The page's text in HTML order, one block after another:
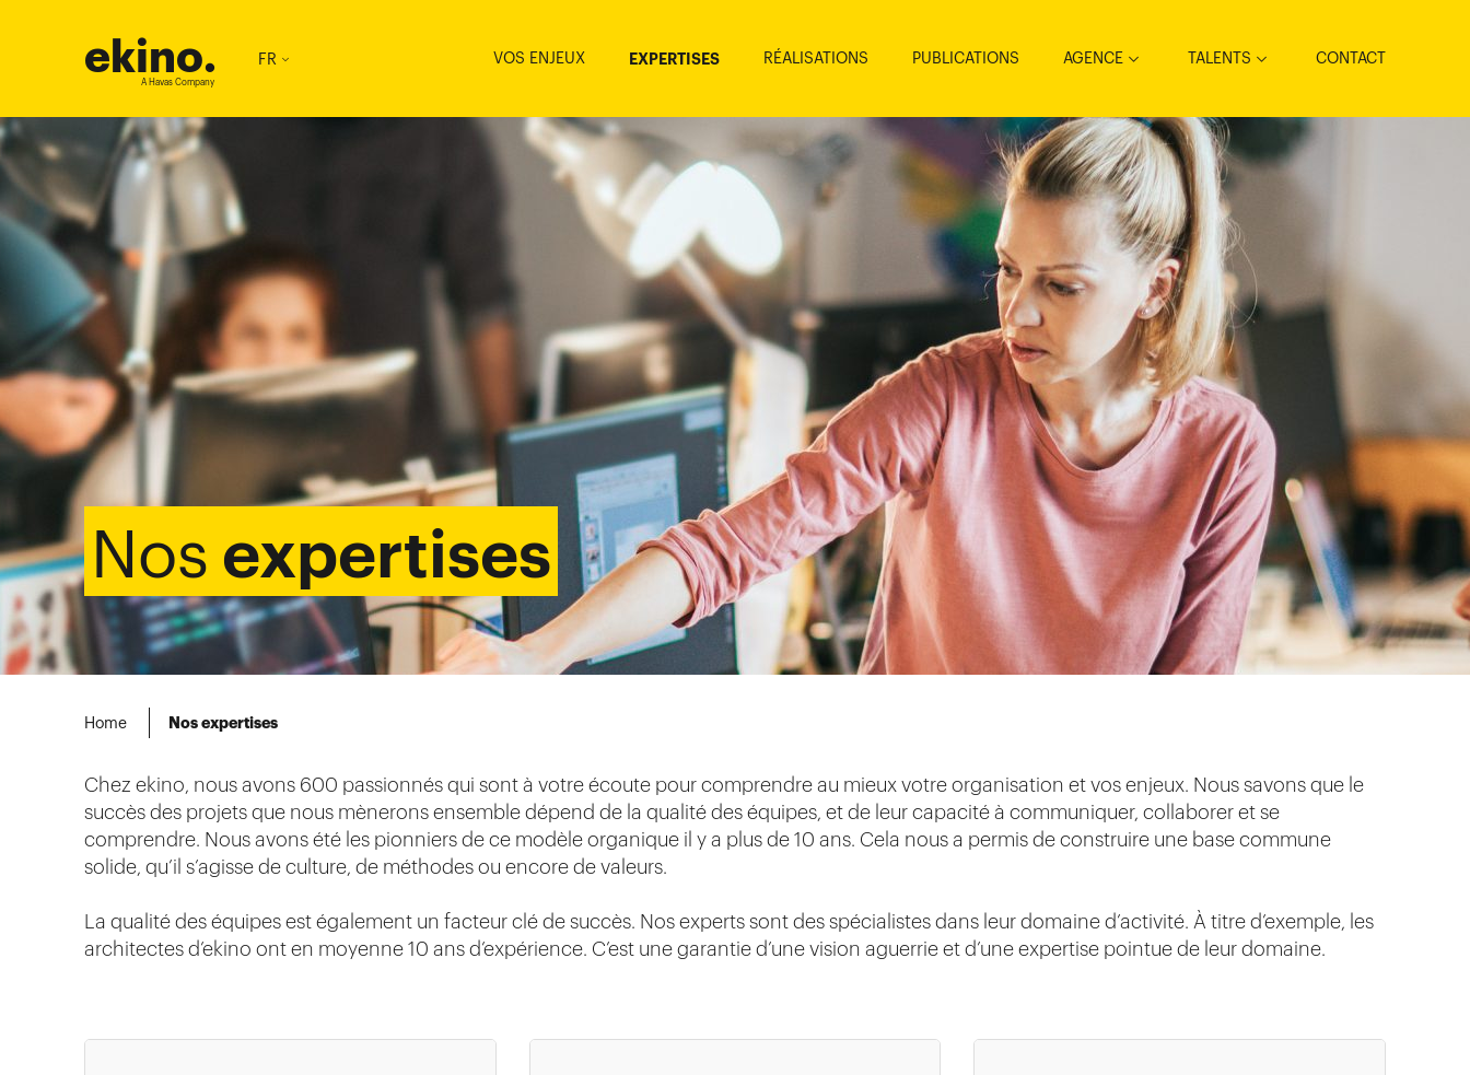
ekino.
A Havas Company
FR VOS ENJEUX EXPERTISES RÉALISATIONS PUBLICATIONS AGENCE TALENTS CONTACT
Nosexpertises
Home Nos expertises
Chez ekino, nous avons 600 passionnés qui sont à votre écoute pour comprendre au mieux votre organisation et vos enjeux. Nous savons que le
succès des projets que nous mènerons ensemble dépend de la qualité des équipes, et de leur capacité à communiquer, collaborer et se
comprendre. Nous avons été les pionniers de ce modèle organique il y a plus de 10 ans. Cela nous a permis de construire une base commune
solide, qu’il s’agisse de culture, de méthodes ou encore de valeurs.
La qualité des équipes est également un facteur clé de succès. Nos experts sont des spécialistes dans leur domaine d’activité. À titre d’exemple, les
architectes d’ekino ont en moyenne 10 ans d’expérience. C’est une garantie d’une vision aguerrie et d’une expertise pointue de leur domaine.